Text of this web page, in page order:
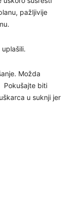
pažljivije
Možda
Pokušajte biti
u suknji jer